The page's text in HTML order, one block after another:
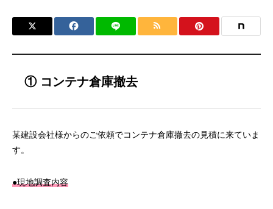
① コンテナ倉庫撤去
某建設会社様からのご依頼でコンテナ倉庫撤去の見積に来ていま
す。
●現地調査内容